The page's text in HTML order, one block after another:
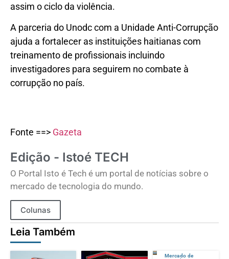
assim o ciclo da violência.
A parceria do Unodc com a Unidade Anti-Corrupção
ajuda a fortalecer as instituições haitianas com
treinamento de profissionais incluindo
investigadores para seguirem no combate à
corrupção no país.
Fonte ==> Gazeta
Edição - Istoé TECH
O Portal Isto é Tech é um portal de notícias sobre o
mercado de tecnologia do mundo.
Colunas
Leia Também
Mercado de